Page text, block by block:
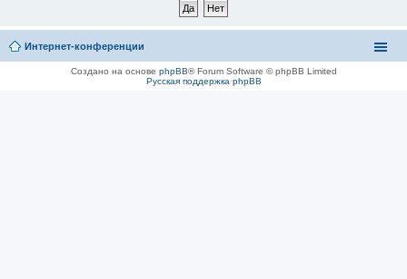
Интернет-конференции
Создано на основе phpBB® Forum Software © phpBB Limited
Русская поддержка phpBB